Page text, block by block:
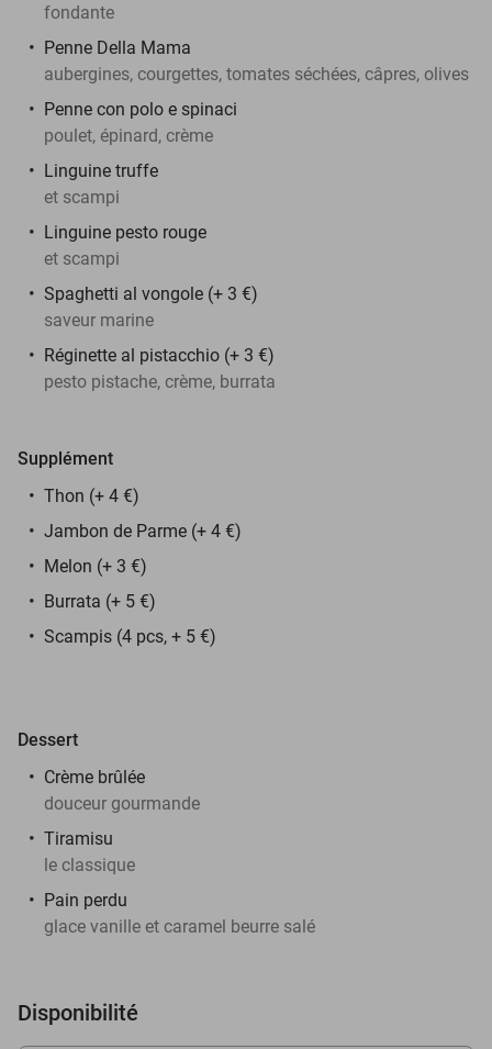
fondante
Penne Della Mama
aubergines, courgettes, tomates séchées, câpres, olives
Penne con polo e spinaci
poulet, épinard, crème
Linguine truffe
et scampi
Linguine pesto rouge
et scampi
Spaghetti al vongole (+ 3 €)
saveur marine
Réginette al pistacchio (+ 3 €)
pesto pistache, crème, burrata
Supplément
Thon (+ 4 €)
Jambon de Parme (+ 4 €)
Melon (+ 3 €)
Burrata (+ 5 €)
Scampis (4 pcs, + 5 €)
Dessert
Crème brûlée
douceur gourmande
Tiramisu
le classique
Pain perdu
glace vanille et caramel beurre salé
Disponibilité